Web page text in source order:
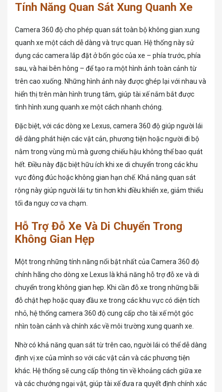
Tính Năng Quan Sát Xung Quanh Xe
Camera 360 độ cho phép quan sát toàn bộ không gian xung
quanh xe một cách dễ dàng và trực quan. Hệ thống này sử
dụng các camera lắp đặt ở bốn góc của xe – phía trước, phía
sau, và hai bên hông – để tạo ra một hình ảnh toàn cảnh từ
trên cao xuống. Những hình ảnh này được ghép lại với nhau và
hiển thị trên màn hình trung tâm, giúp tài xế nắm bắt được
tình hình xung quanh xe một cách nhanh chóng.
Đặc biệt, với các dòng xe Lexus, camera 360 độ giúp người lái
dễ dàng phát hiện các vật cản, phương tiện hoặc người đi bộ
nằm trong vùng mù mà gương chiếu hậu không thể bao quát
hết. Điều này đặc biệt hữu ích khi xe di chuyển trong các khu
vực đông đúc hoặc không gian hạn chế. Khả năng quan sát
rộng này giúp người lái tự tin hơn khi điều khiển xe, giảm thiểu
tối đa nguy cơ va chạm.
Hỗ Trợ Đỗ Xe Và Di Chuyển Trong
Không Gian Hẹp
Một trong những tính năng nổi bật nhất của Camera 360 độ
chính hãng cho dòng xe Lexus là khả năng hỗ trợ đỗ xe và di
chuyển trong không gian hẹp. Khi cần đỗ xe trong những bãi
đỗ chật hẹp hoặc quay đầu xe trong các khu vực có diện tích
nhỏ, hệ thống camera 360 độ cung cấp cho tài xế một góc
nhìn toàn cảnh và chính xác về môi trường xung quanh xe.
Nhờ có khả năng quan sát từ trên cao, người lái có thể dễ dàng
định vị xe của mình so với các vật cản và các phương tiện
khác. Hệ thống sẽ cung cấp thông tin về khoảng cách giữa xe
và các chướng ngại vật, giúp tài xế đưa ra quyết định chính xác